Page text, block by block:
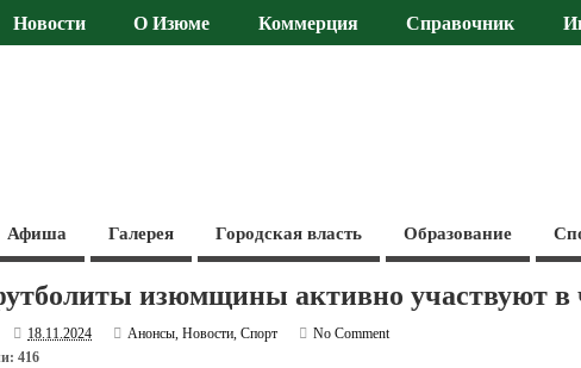
Новости О Изюме Коммерция Справочник
Афиша Галерея Городская власть Образование
изюмщины активно участвуют в
18.11.2024 Анонсы,Новости,Спорт
No Comment
416